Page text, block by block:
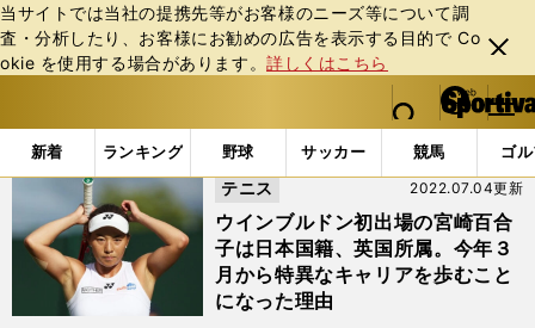
当サイトでは当社の提携先等がお客様のニーズ等について調
査・分析したり、お客様にお勧めの広告を表⽰する⽬的で Co
okie を使⽤する場合があります。詳しくはこちら
閉じ
る
web Sportiva (webスポルティーバ)
検索
マイペ
ー
ジ
メニュ
新着 ランキング 野球 サッカー 競馬 ゴ
b
ス
テ
ィ
バ
「#リリー・ミヤザキ」の最新ニュース・ 情報
ウインブルドン初出場の宮崎百合
子は日本国籍、英国所属。今年３
月から特異なキャリアを歩むこと
になった理由
2022.07.04更新
テニス